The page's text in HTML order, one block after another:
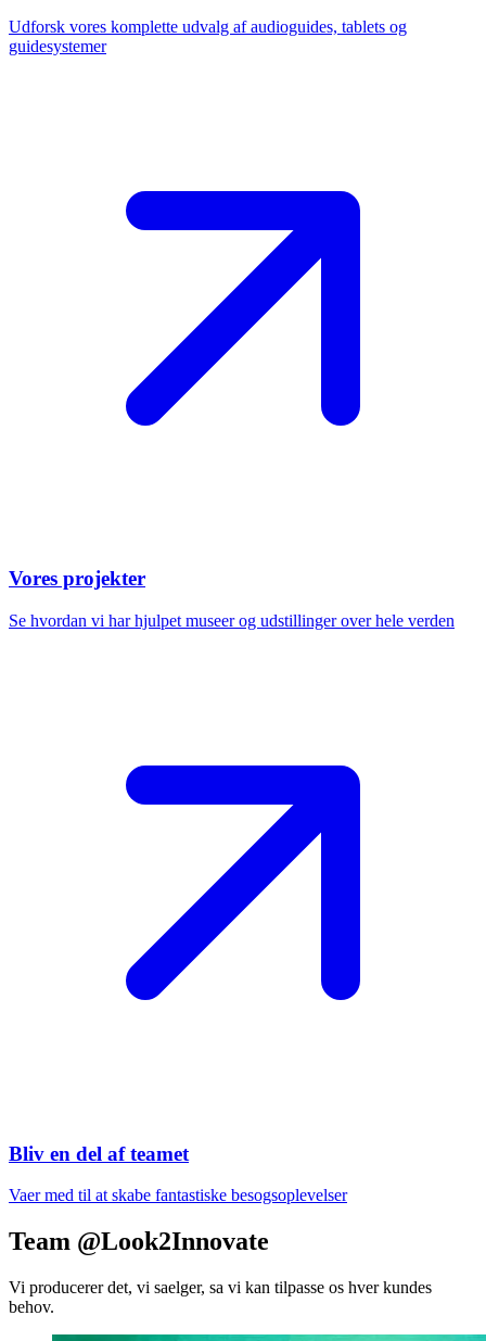
Udforsk vores komplette udvalg af audioguides, tablets og
guidesystemer
Vores projekter
Se hvordan vi har hjulpet museer og udstillinger over hele verden
Bliv en del af teamet
Vaer med til at skabe fantastiske besogsoplevelser
Team @Look2Innovate
Vi producerer det, vi saelger, sa vi kan tilpasse os hver kundes
behov.